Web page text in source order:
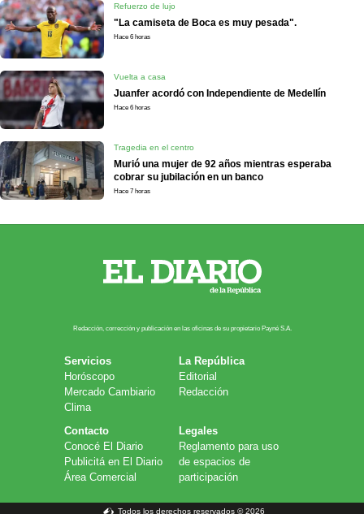
Refuerzo de lujo
"La camiseta de Boca es muy pesada".
Hace 6 horas
Vuelta a casa
Juanfer acordó con Independiente de Medellín
Hace 6 horas
Tragedia en el centro
Murió una mujer de 92 años mientras esperaba
cobrar su jubilación en un banco
Hace 7 horas
Redacción, corrección y publicación en las oficinas de su propietario Payn​é S.A.
Servicios
Horóscopo
Mercado Cambiario
Clima
La República
Editorial
Redacción
Contacto
Conocé El Diario
Publicitá en El Diario
Área Comercial
Legales
Reglamento para uso
de espacios de
participación
Todos los derechos reservados © 2026